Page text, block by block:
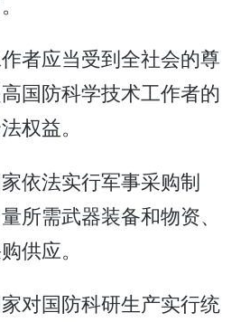
者应当受到全社会的尊
国防科学技术工作者的
权益。
依法实行军事采购制
所需武器装备和物资、
供应。
对国防科研生产实行统